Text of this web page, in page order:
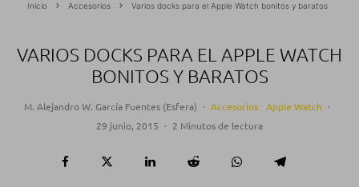
Inicio Accesorios Varios docks para el Apple Watch bonitos y baratos
VARIOS DOCKS PARA EL APPLE WATCH
BONITOS Y BARATOS
M. Alejandro W. García Fuentes (Esfera) · Accesorios Apple Watch ·
29 junio, 2015 · 2 Minutos de lectura